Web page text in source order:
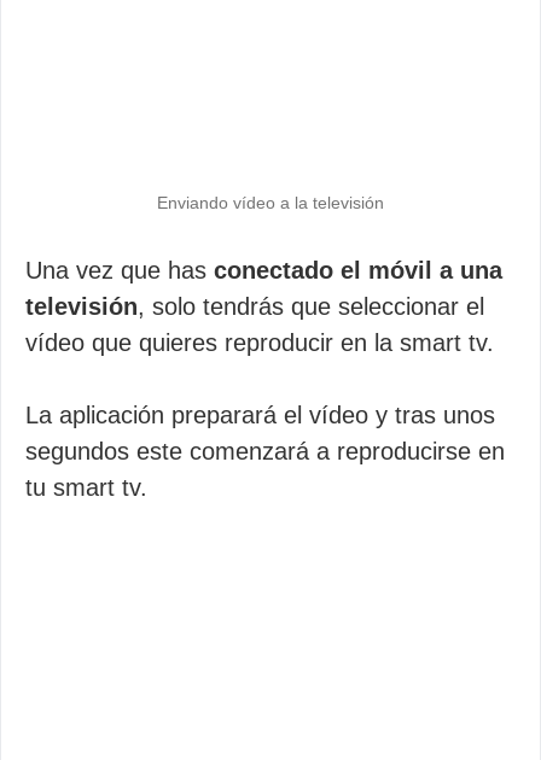
Enviando vídeo a la televisión
Una vez que has conectado el móvil a una
televisión, solo tendrás que seleccionar el
vídeo que quieres reproducir en la smart tv.
La aplicación preparará el vídeo y tras unos
segundos este comenzará a reproducirse en
tu smart tv.